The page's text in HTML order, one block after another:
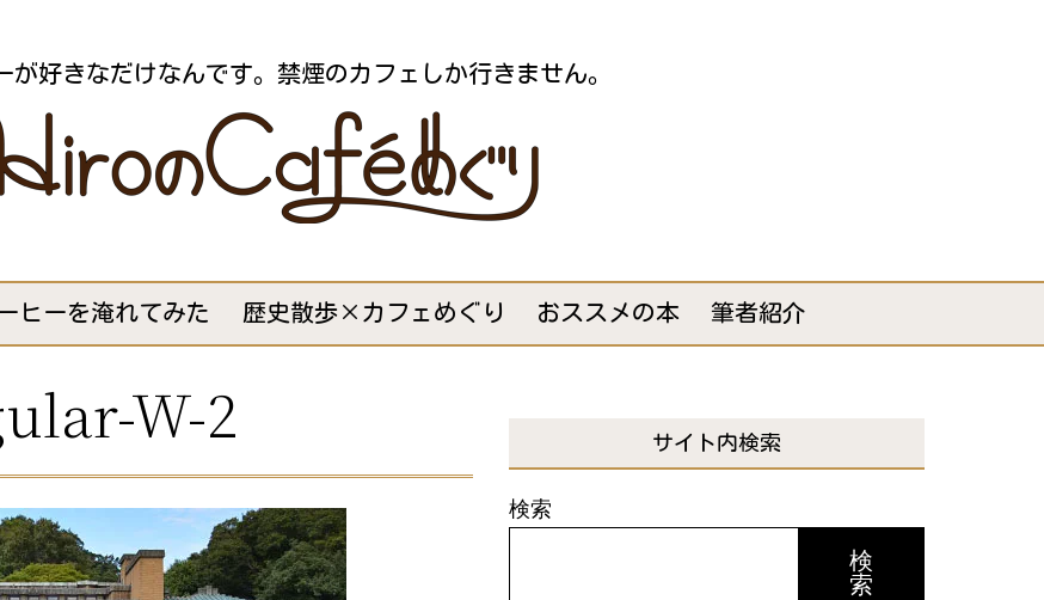
が好きなだけなんです。禁煙のカフェしか行きません。
ヒーを淹れてみた 歴史散歩×カフェめぐり おススメの本 筆者紹介
W-2 サイト内検索
検索
検
索